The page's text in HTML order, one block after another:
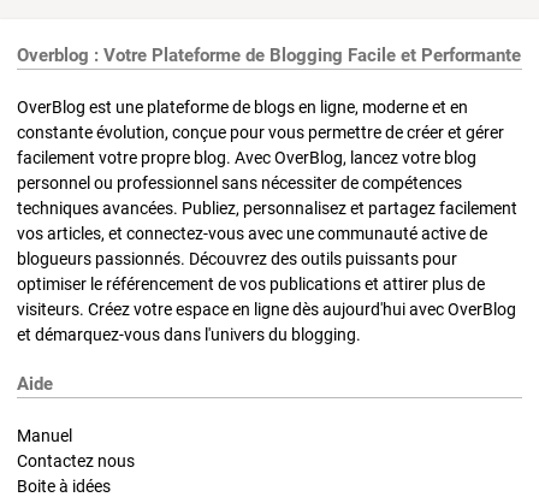
Overblog : Votre Plateforme de Blogging Facile et Performante
OverBlog est une plateforme de blogs en ligne, moderne et en
constante évolution, conçue pour vous permettre de créer et gérer
facilement votre propre blog. Avec OverBlog, lancez votre blog
personnel ou professionnel sans nécessiter de compétences
techniques avancées. Publiez, personnalisez et partagez facilement
vos articles, et connectez-vous avec une communauté active de
blogueurs passionnés. Découvrez des outils puissants pour
optimiser le référencement de vos publications et attirer plus de
visiteurs. Créez votre espace en ligne dès aujourd'hui avec OverBlog
et démarquez-vous dans l'univers du blogging.
Aide
Manuel
Contactez nous
Boite à idées